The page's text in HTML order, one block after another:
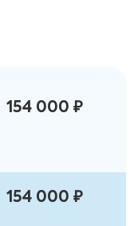
154 000 ₽
154 000 ₽